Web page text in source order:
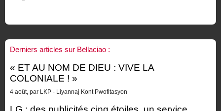
Derniers articles sur Bellaciao :
« ET AU NOM DE DIEU : VIVE LA
COLONIALE ! »
4 août, par LKP - Liyannaj Kont Pwofitasyon